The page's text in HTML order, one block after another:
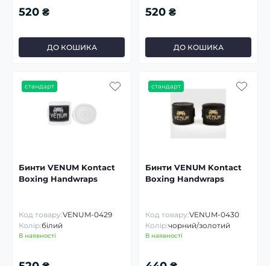
520 ₴
ДО КОШИКА
520 ₴
ДО КОШИКА
стандарт
Бинти VENUM Kontact
Boxing Handwraps
Код товару:VENUM-0429
Колір:білий
В наявності
стандарт
Бинти VENUM Kontact
Boxing Handwraps
Код товару:VENUM-0430
Колір:чорний/золотий
В наявності